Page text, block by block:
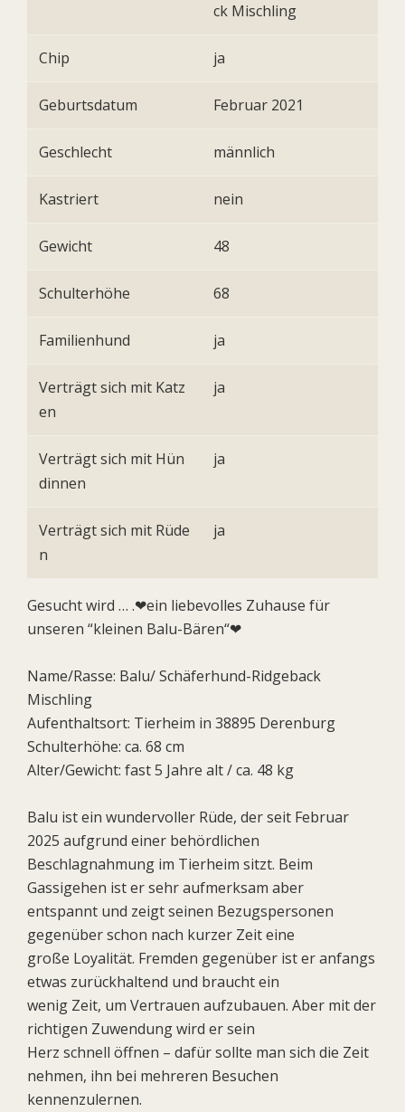
ck Mischling
Chip ja
Geburtsdatum Februar 2021
Geschlecht männlich
Kastriert nein
Gewicht 48
Schulterhöhe 68
Familienhund ja
Verträgt sich mit Katz
en
ja
Verträgt sich mit Hün
dinnen
ja
Verträgt sich mit Rüde
n
ja
Gesucht wird … .❤ein liebevolles Zuhause für
unseren “kleinen Balu-Bären“❤
Name/Rasse: Balu/ Schäferhund-Ridgeback
Mischling
Aufenthaltsort: Tierheim in 38895 Derenburg
Schulterhöhe: ca. 68 cm
Alter/Gewicht: fast 5 Jahre alt / ca. 48 kg
Balu ist ein wundervoller Rüde, der seit Februar
2025 aufgrund einer behördlichen
Beschlagnahmung im Tierheim sitzt. Beim
Gassigehen ist er sehr aufmerksam aber
entspannt und zeigt seinen Bezugspersonen
gegenüber schon nach kurzer Zeit eine
große Loyalität. Fremden gegenüber ist er anfangs
etwas zurückhaltend und braucht ein
wenig Zeit, um Vertrauen aufzubauen. Aber mit der
richtigen Zuwendung wird er sein
Herz schnell öffnen – dafür sollte man sich die Zeit
nehmen, ihn bei mehreren Besuchen
kennenzulernen.